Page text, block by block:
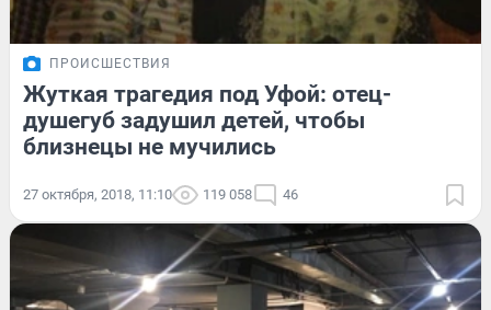
ПРОИСШЕСТВИЯ
Жуткая трагедия под Уфой: отец-
душегуб задушил детей, чтобы
близнецы не мучились
27 октября, 2018, 11:10 119 058 46